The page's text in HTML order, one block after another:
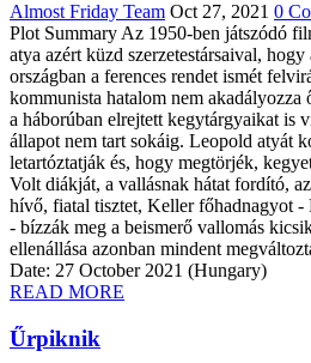
Almost Friday Team Oct 27, 2021 0
Plot Summary Az 1950-ben játszódó
atya azért küzd szerzetestársaival,
országban a ferences rendet ismét
kommunista hatalom nem akadályozza
a háborúban elrejtett kegytárgyaikat is
állapot nem tart sokáig. Leopold atyát
letartóztatják és, hogy megtörjék,
Volt diákját, a vallásnak hátat fordító,
hívő, fiatal tisztet, Keller főhadnagyot -
- bízzák meg a beismerő vallomás
ellenállása azonban mindent
Date: 27 October 2021 (Hungary)
READ MORE
Űrpiknik